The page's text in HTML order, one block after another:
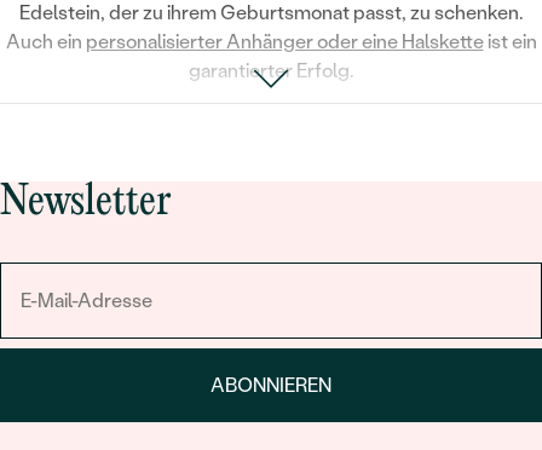
Edelstein, der zu ihrem Geburtsmonat passt, zu schenken.
Auch ein personalisierter Anhänger oder eine Halsketteist ein
garantierter Erfolg.
Weihnachtsgeschenk für Ihre Partnerin
bezaubernde Möglichkeit, Ihre Wertschätzung und Liebe
exquisitenSchmuckstücken, ideal alsGeschenk für die
EhefrauoderPartnerin
zu elegantenArmbändernfinden Sie bei uns die perfekten
Geschenkideen für die EhefrauundPartnerin
Newsletter
ABONNIEREN